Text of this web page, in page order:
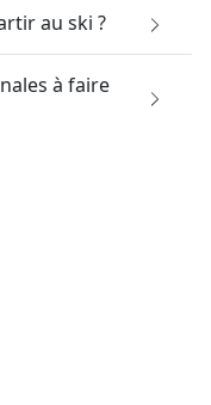
au ski ?
à faire